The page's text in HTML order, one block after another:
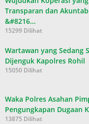
Transparan dan
&#8216…
15299 Dilihat
Wartawan yang Sedang
Dijenguk Kapolres Rohil
15050 Dilihat
Waka Polres Asahan
Pengungkapan Dugaan
13875 Dilihat